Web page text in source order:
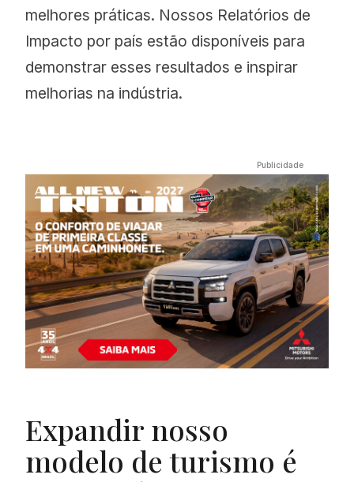
melhores práticas. Nossos Relatórios de
Impacto por país estão disponíveis para
demonstrar esses resultados e inspirar
melhorias na indústria.
Expandir nosso
modelo de turismo é